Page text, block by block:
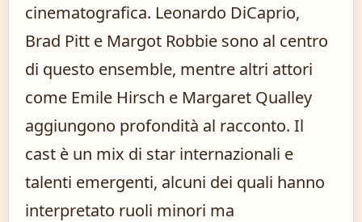
cinematografica. Leonardo DiCaprio,
Brad Pitt e Margot Robbie sono al centro
di questo ensemble, mentre altri attori
come Emile Hirsch e Margaret Qualley
aggiungono profondità al racconto. Il
cast è un mix di star internazionali e
talenti emergenti, alcuni dei quali hanno
interpretato ruoli minori ma